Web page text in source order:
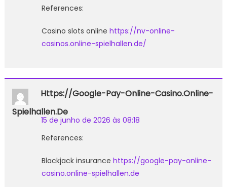
References:
Casino slots online https://nv-online-
casinos.online-spielhallen.de/
Https://google-Pay-Online-Casino.online-
Spielhallen.de
15 de junho de 2026 às 08:18
References:
Blackjack insurance https://google-pay-online-
casino.online-spielhallen.de